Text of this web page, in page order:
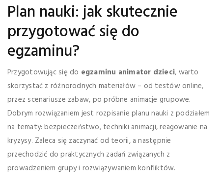
Plan nauki: jak skutecznie
przygotować się do
egzaminu?
Przygotowując się do egzaminu animator dzieci, warto
skorzystać z różnorodnych materiałów – od testów online,
przez scenariusze zabaw, po próbne animacje grupowe.
Dobrym rozwiązaniem jest rozpisanie planu nauki z podziałem
na tematy: bezpieczeństwo, techniki animacji, reagowanie na
kryzysy. Zaleca się zaczynać od teorii, a następnie
przechodzić do praktycznych zadań związanych z
prowadzeniem grupy i rozwiązywaniem konfliktów.